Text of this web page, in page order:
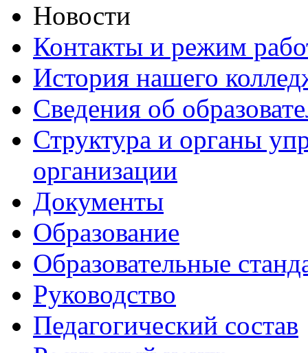
Новости
Контакты и режим
История нашего
Сведения об
Структура и органы
организации
Документы
Образование
Образовательные
Руководство
Педагогический состав